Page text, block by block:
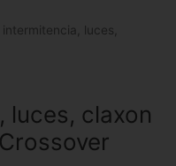
luces,
luces, claxon